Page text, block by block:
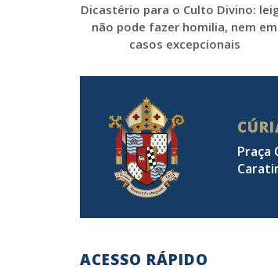
Dicastério para o Culto Divino:
não pode fazer homilia, nem em
casos excepcionais
Praça
ACESSO RÁPIDO